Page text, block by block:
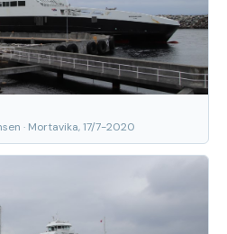
· Mortavika, 17/7-2020